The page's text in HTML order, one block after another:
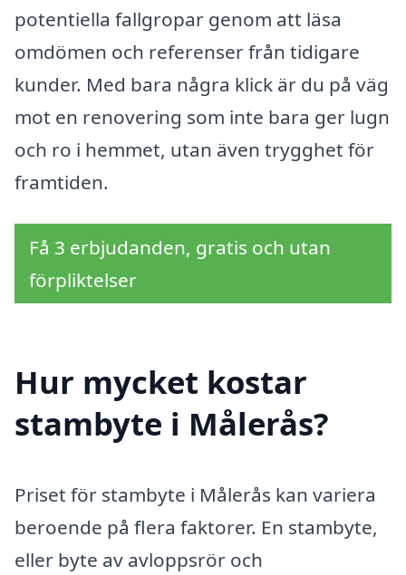
potentiella fallgropar genom att läsa
omdömen och referenser från tidigare
kunder. Med bara några klick är du på väg
mot en renovering som inte bara ger lugn
och ro i hemmet, utan även trygghet för
framtiden.
Få 3 erbjudanden, gratis och utan
förpliktelser
Hur mycket kostar
stambyte i Målerås?
Priset för stambyte i Målerås kan variera
beroende på flera faktorer. En stambyte,
eller byte av avloppsrör och